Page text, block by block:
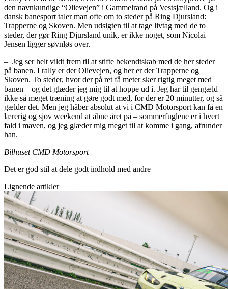
den navnkundige “Olievejen” i Gammelrand på Vestsjælland. Og i
dansk banesport taler man ofte om to steder på Ring Djursland:
Trapperne og Skoven. Men udsigten til at tage livtag med de to
steder, der gør Ring Djursland unik, er ikke noget, som Nicolai
Jensen ligger søvnløs over.
– Jeg ser helt vildt frem til at stifte bekendtskab med de her steder
på banen. I rally er der Olievejen, og her er der Trapperne og
Skoven. To steder, hvor der på ret få meter sker rigtig meget med
banen – og det glæder jeg mig til at hoppe ud i. Jeg har til gengæld
ikke så meget træning at gøre godt med, for der er 20 minutter, og så
gælder det. Men jeg håber absolut at vi i CMD Motorsport kan få en
lærerig og sjov weekend at åbne året på – sommerfuglene er i hvert
fald i maven, og jeg glæder mig meget til at komme i gang, afrunder
han.
Bilhuset CMD Motorsport
Det er god stil at dele godt indhold med andre
Lignende artikler